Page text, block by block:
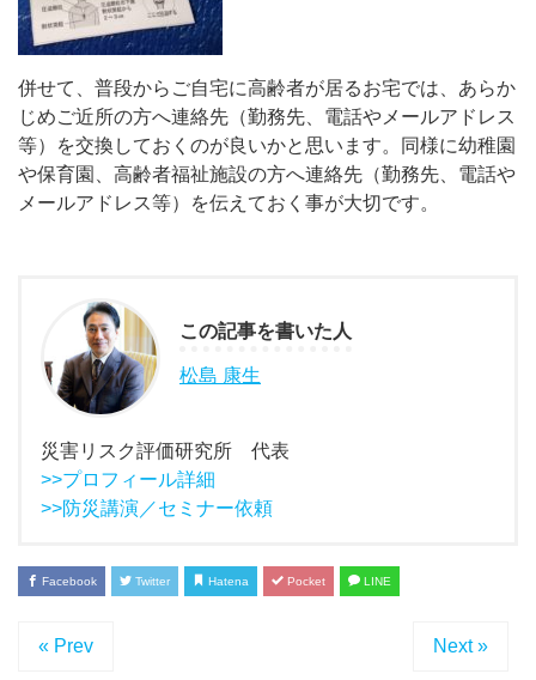
併せて、普段からご自宅に高齢者が居るお宅では、あらか
じめご近所の方へ連絡先（勤務先、電話やメールアドレス
等）を交換しておくのが良いかと思います。同様に幼稚園
や保育園、高齢者福祉施設の方へ連絡先（勤務先、電話や
メールアドレス等）を伝えておく事が大切です。
この記事を書いた人
松島 康生
災害リスク評価研究所 代表
>>プロフィール詳細
>>防災講演／セミナー依頼
Facebook Twitter Hatena Pocket LINE
« Prev Next »